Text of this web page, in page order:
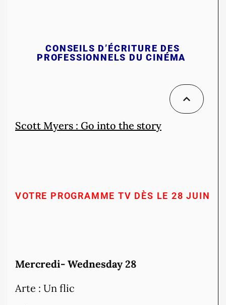
CONSEILS D’ÉCRITURE DES
PROFESSIONNELS DU CINÉMA
Scott Myers : Go into the story
VOTRE PROGRAMME TV DÈS LE 28 JUIN
Mercredi- Wednesday 28
Arte : Un flic